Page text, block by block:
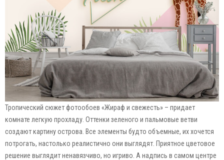
Тропический сюжет фотообоев «Жираф и свежесть» – придает
комнате легкую прохладу. Оттенки зеленого и пальмовые ветви
создают картину острова. Все элементы будто объемные, их хочется
потрогать, настолько реалистично они выглядят. Приятное цветовое
решение выглядит ненавязчиво, но игриво. А надпись в самом центре